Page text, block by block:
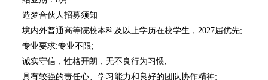
造梦合伙人招募须知
境内外普通高等院校本科及以上学历在校学生，2027届优先;
专业要求:专业不限;
诚实守信，性格开朗，无不良行为习惯;
具有较强的责任心、学习能力和良好的团队协作精神;